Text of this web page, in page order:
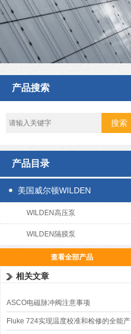
产品搜索
产品目录
美国威尔顿WILDEN
WILDEN高压泵
WILDEN隔膜泵
查看全部产品
相关文章
ASCO电磁脉冲阀注意事项
Fluke 724实现温度校准和检修的全能产